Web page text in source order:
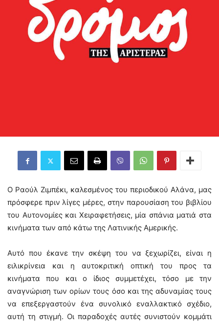
Ο Ραούλ Ζιμπέκι, καλεσμένος του περιοδικού Αλάνα, μας
πρόσφερε πριν λίγες μέρες, στην παρουσίαση του βιβλίου
του Αυτονομίες και Χειραφετήσεις, μία σπάνια ματιά στα
κινήματα των από κάτω της Λατινικής Αμερικής.
Αυτό που έκανε την σκέψη του να ξεχωρίζει, είναι η
ειλικρίνεια και η αυτοκριτική οπτική του προς τα
κινήματα που και ο ίδιος συμμετέχει, τόσο με την
αναγνώριση των ορίων τους όσο και της αδυναμίας τους
να επεξεργαστούν ένα συνολικό εναλλακτικό σχέδιο,
αυτή τη στιγμή. Οι παραδοχές αυτές συνιστούν κομμάτι